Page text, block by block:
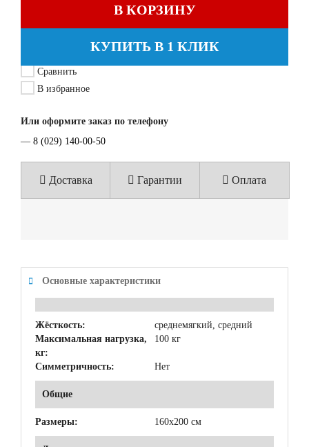
В КОРЗИНУ
КУПИТЬ В 1 КЛИК
Сравнить
В избранное
Или оформите заказ по телефону
— 8 (029) 140-00-50
Доставка Гарантии Оплата
Основные характеристики
Жёсткость:
среднемягкий, средний
Максимальная нагрузка,
кг:
100 кг
Симметричность: Нет
Общие
Размеры: 160x200 см